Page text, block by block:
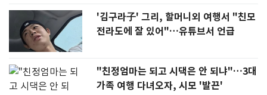
'김구라子' 그리, 할머니외 여행서 "친모
전라도에 잘 있어"…유튜브서 언급
"친정엄마는 되고 시댁은 안 되냐"…3대
가족 여행 다녀오자, 시모 '발끈'